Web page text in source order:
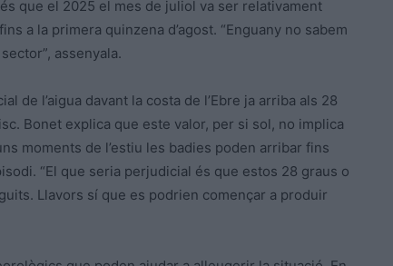
que el 2025 el mes de juliol va ser relativament
a la primera quinzena d’agost. “Enguany no sabem
assenyala.
de l’aigua davant la costa de l’Ebre ja arriba als 28
Bonet explica que este valor, per si sol, no implica
moments de l’estiu les badies poden arribar fins
“El que seria perjudicial és que estos 28 graus o
Llavors sí que es podrien començar a produir